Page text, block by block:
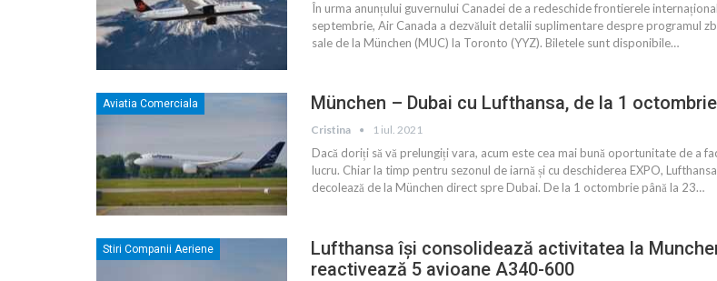
În urma anunțului guvernului Canadei de a redeschide frontierele
septembrie, Air Canada a dezvăluit detalii suplimentare despre programul
sale de la München (MUC) la Toronto (YYZ). Biletele sunt disponibile…
Aviatia Comerciala München – Dubai cu Lufthansa, de la 1
Cristina 1 iul. 2021
Dacă doriți să vă prelungiți vara, acum este cea mai bună oportunitate de a
lucru. Chiar la timp pentru sezonul de iarnă și cu deschiderea EXPO, Lufthansa
decolează de la München direct spre Dubai. De la 1 octombrie până la 23…
Stiri Companii Aeriene
Lufthansa își consolidează activitatea la
reactivează 5 avioane A340-600